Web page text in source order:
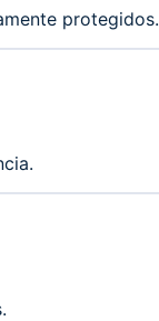
protegidos.